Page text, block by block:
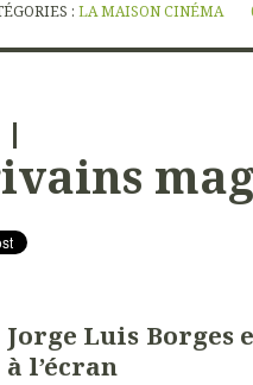
:LA MAISON CINÉMA
Jorge Luis Borges
à l’écran